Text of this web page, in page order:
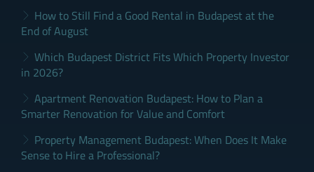
How to Still Find a Good Rental in Budapest at the
End of August
Which Budapest District Fits Which Property Investor
in 2026?
Apartment Renovation Budapest: How to Plan a
Smarter Renovation for Value and Comfort
Property Management Budapest: When Does It Make
Sense to Hire a Professional?